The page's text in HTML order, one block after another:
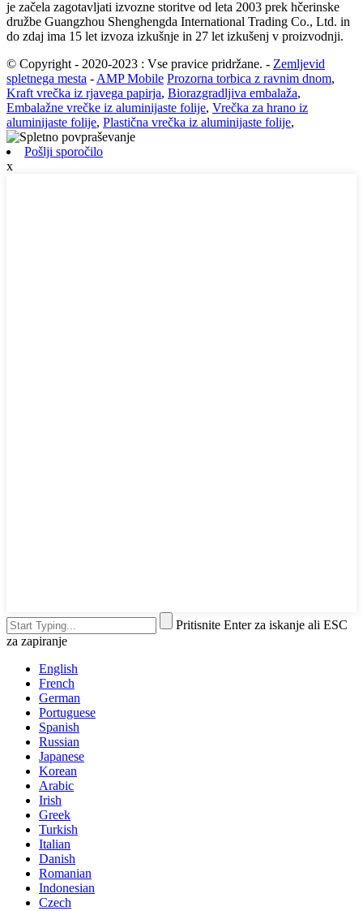
je začela zagotavljati izvozne storitve od leta 2003 prek hčerinske
družbe Guangzhou Shenghengda International Trading Co., Ltd. in
do zdaj ima 15 let izvoza izkušnje in 27 let izkušenj v proizvodnji.
© Copyright - 2020-2023 : Vse pravice pridržane. - Zemljevid
spletnega mesta - AMP Mobile Prozorna torbica z ravnim dnom,
Kraft vrečka iz rjavega papirja, Biorazgradljiva embalaža,
Embalažne vrečke iz aluminijaste folije, Vrečka za hrano iz
aluminijaste folije, Plastična vrečka iz aluminijaste folije,
Pošlji sporočilo
x
Pritisnite Enter za iskanje ali ESC
za zapiranje
English
French
German
Portuguese
Spanish
Russian
Japanese
Korean
Arabic
Irish
Greek
Turkish
Italian
Danish
Romanian
Indonesian
Czech